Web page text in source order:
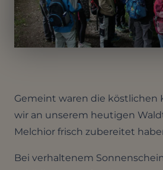
Gemeint waren die köstlichen
wir an unserem heutigen
Melchior frisch zubereitet
Bei verhaltenem